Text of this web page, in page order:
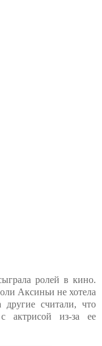
ролей в кино.
Аксиньи не хотела
другие считали, что
актрисой из-за ее